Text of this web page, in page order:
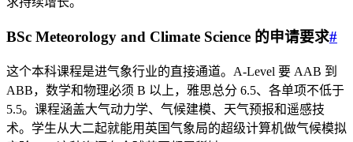
BSc Meteorology and Climate Science 的申请要求#
这个本科课程是进气象行业的直接通道。A-Level 要 AAB 到
ABB，数学和物理必须 B 以上，雅思总分 6.5、各单项不低于
5.5。课程涵盖大气动力学、气候建模、天气预报和遥感技
术。学生从大二起就能用英国气象局的超级计算机做气候模拟